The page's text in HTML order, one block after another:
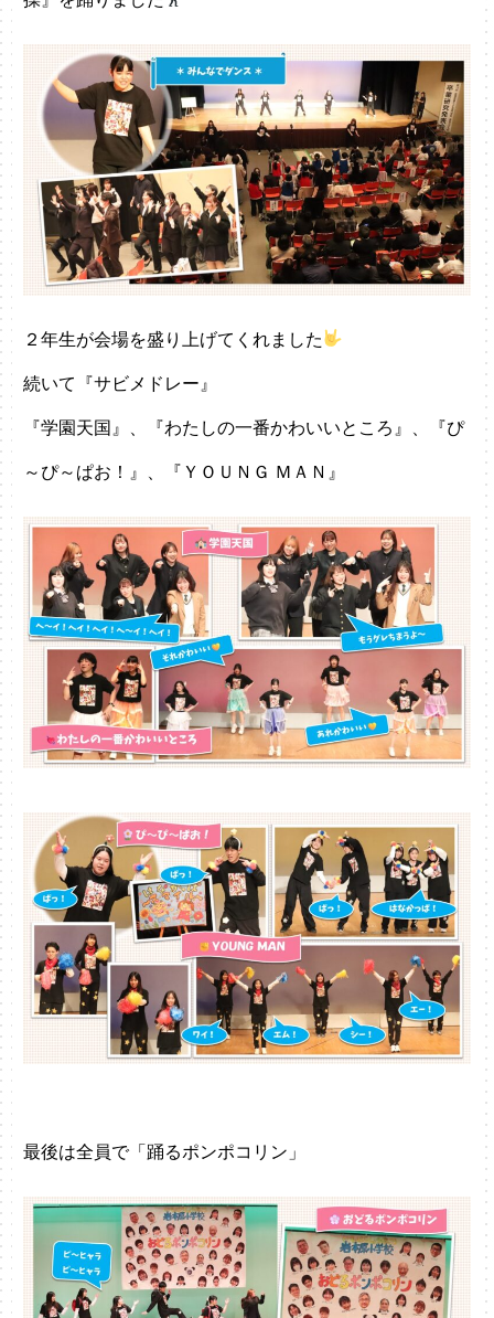
２年生が会場を盛り上げてくれました
続いて『サビメドレー』
『学園天国』、『わたしの一番かわいいところ』、『ぴ
～ぴ～ぱお！』、『ＹＯＵＮＧ ＭＡＮ』
最後は全員で「踊るポンポコリン」